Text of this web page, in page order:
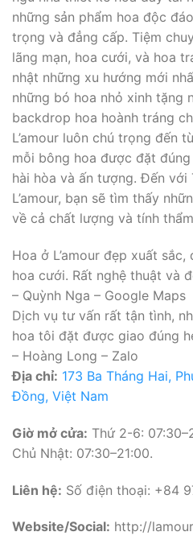
những sản phẩm hoa độc
trọng và đẳng cấp. Tiệm
lãng mạn, hoa cưới, và hoa
nhật những xu hướng mới
những bó hoa nhỏ xinh tặng
backdrop hoa hoành tráng
L’amour luôn chú trọng đến
mỗi bông hoa được đặt
hài hòa và ấn tượng. Đến với
L’amour, bạn sẽ tìm thấy
về cả chất lượng và tính
Hoa ở L’amour đẹp xuất
hoa cưới. Rất nghệ thuật và
– Quỳnh Nga – Google Maps
Dịch vụ tư vấn rất tận tình,
hoa tôi đặt được giao đúng
– Hoàng Long – Zalo
Địa chỉ: 173 Ba Tháng Hai,
Đồng, Việt Nam
Giờ mở cửa: Thứ 2-6:
Chủ Nhật: 07:30–21:00.
Liên hệ: Số điện thoại: +84
Website/Social: http://